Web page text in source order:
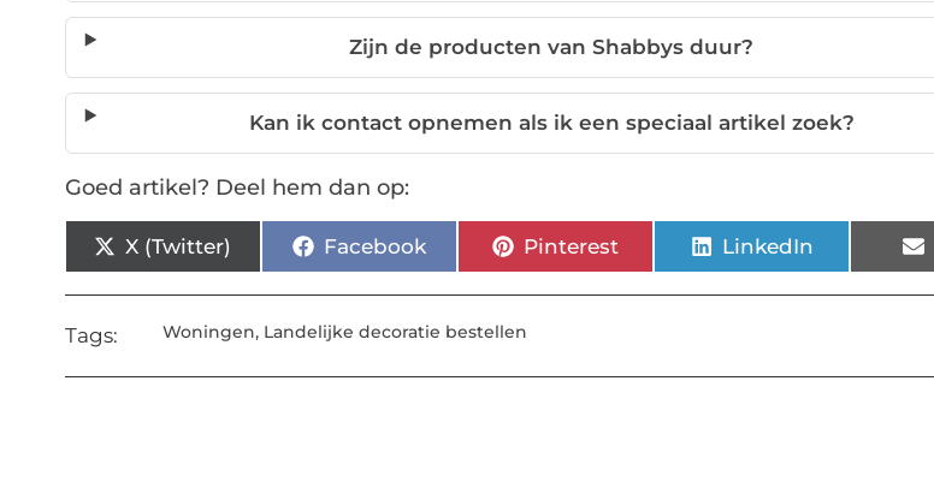
Zijn de producten van Shabbys duur?
Kan ik contact opnemen als ik een speciaal artikel zoek?
Goed artikel? Deel hem dan op:
X (Twitter) Facebook Pinterest LinkedIn
Tags: Woningen, Landelijke decoratie bestellen